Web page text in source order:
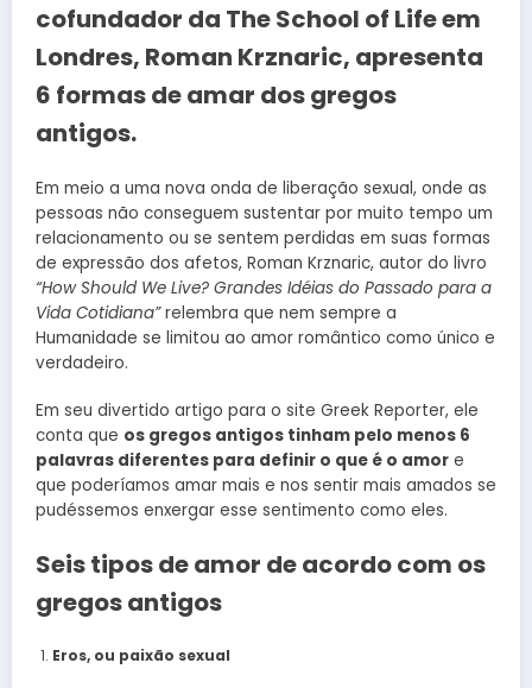
cofundador da The School of Life em
Londres, Roman Krznaric, apresenta
6 formas de amar dos gregos
antigos.
Em meio a uma nova onda de liberação sexual, onde as
pessoas não conseguem sustentar por muito tempo um
relacionamento ou se sentem perdidas em suas formas
de expressão dos afetos, Roman Krznaric, autor do livro
“How Should We Live? Grandes Idéias do Passado para a
Vida Cotidiana”relembra que nem sempre a
Humanidade se limitou ao amor romântico como único e
verdadeiro.
Em seu divertido artigo para o site Greek Reporter, ele
conta que os gregos antigos tinham pelo menos 6
palavras diferentes para definir o que é o amor e
que poderíamos amar mais e nos sentir mais amados se
pudéssemos enxergar esse sentimento como eles.
Seis tipos de amor de acordo com os
gregos antigos
Eros, ou paixão sexual